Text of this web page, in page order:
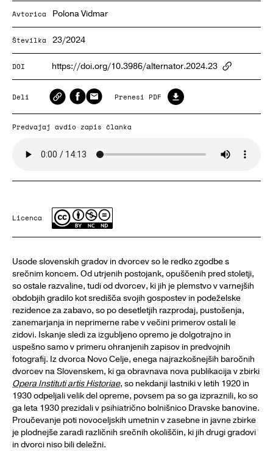
Avtorica Polona Vidmar
Številka 23/2024
DOI https://doi.org/10.3986/alternator.2024.23
Deli Prenesi PDF
Predvajaj avdio zapis članka
Licenca
Usode slovenskih gradov in dvorcev so le redko zgodbe s
srečnim koncem. Od utrjenih postojank, opuščenih pred stoletji,
so ostale razvaline, tudi od dvorcev, ki jih je plemstvo v varnejših
obdobjih gradilo kot središča svojih gospostev in podeželske
rezidence za zabavo, so po desetletjih razprodaj, pustošenja,
zanemarjanja in neprimerne rabe v večini primerov ostali le
zidovi. Iskanje sledi za izgubljeno opremo je dolgotrajno in
uspešno samo v primeru ohranjenih zapisov in predvojnih
fotografij. Iz dvorca Novo Celje, enega najrazkošnejših baročnih
dvorcev na Slovenskem, ki ga obravnava nova publikacija v zbirki
Opera Instituti artis Historiae, so nekdanji lastniki v letih 1920 in
1930 odpeljali velik del opreme, povsem pa so ga izpraznili, ko so
ga leta 1930 prezidali v psihiatrično bolnišnico Dravske banovine.
Proučevanje poti novoceljskih umetnin v zasebne in javne zbirke
je plodnejše zaradi različnih srečnih okoliščin, ki jih drugi gradovi
in dvorci niso bili deležni.